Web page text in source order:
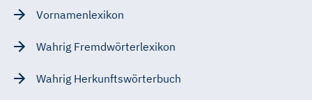
Vornamenlexikon
Wahrig Fremdwörterlexikon
Wahrig Herkunftswörterbuch